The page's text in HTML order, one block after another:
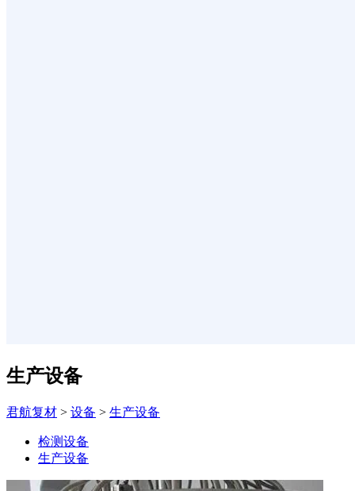
生产设备
君航复材 > 设备 > 生产设备
检测设备
生产设备